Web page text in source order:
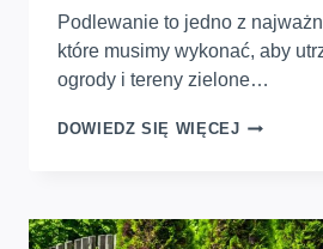
Podlewanie to jedno z
które musimy wykonać, aby
ogrody i tereny zielone…
DOWIEDZ SIĘ WIĘCEJ
OGRODY